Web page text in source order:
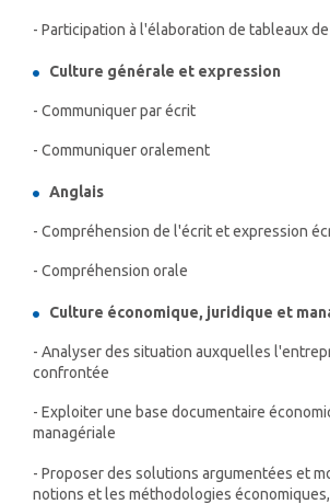
- Participation à l'élaboration de tableaux
Culture générale et expression
- Communiquer par écrit
- Communiquer oralement
Anglais
- Compréhension de l'écrit et expression
- Compréhension orale
Culture économique, juridique et
- Analyser des situation auxquelles
confrontée
- Exploiter une base documentaire
managériale
- Proposer des solutions argumentées et
notions et les méthodologies